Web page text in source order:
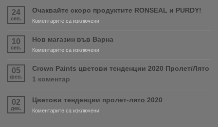
24
сеп.
Очаквайте скоро продуктите RONSEAL и PURDY!
Коментарите са изключениза
продуктите
RONSEAL
PURDY!
10
сеп.
Нов магазин във Варна
Коментарите са изключениза
05
фев.
Crown Paints цветови тенденции 2020 Пролет/Лято
1 коментар
цветови
тенденции
02
дек.
Цветови тенденции пролет-лято 2020
Коментарите са изключениза